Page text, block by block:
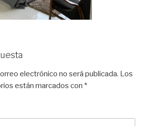
electrónico no será publicada. Los
están marcados con *